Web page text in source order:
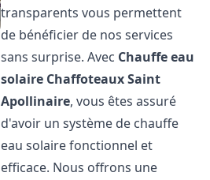
transparents vous permettent
de bénéficier de nos services
sans surprise. Avec Chauffe eau
solaire ChaffoteauxSaint
Apollinaire, vous êtes assuré
d'avoir un système de chauffe
eau solaire fonctionnel et
efficace. Nous offrons une